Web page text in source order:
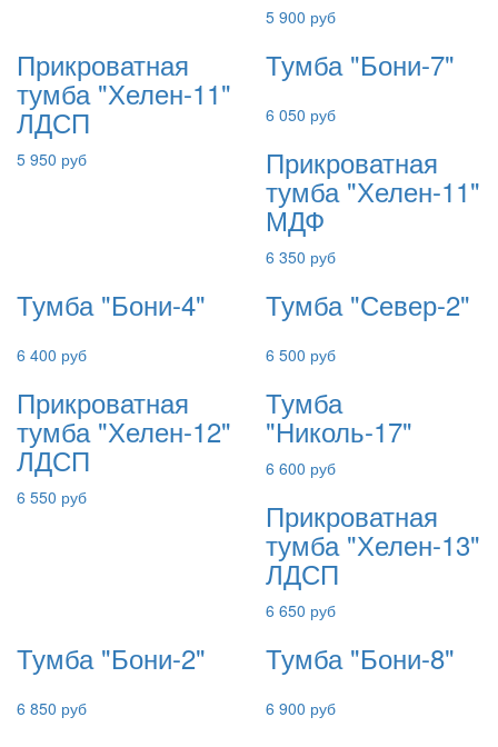
5 900 руб
Прикроватная
тумба "Хелен-11"
ЛДСП
5 950 руб
Тумба "Бони-7"
6 050 руб
Прикроватная
тумба "Хелен-11"
МДФ
6 350 руб
Тумба "Бони-4"
6 400 руб
Тумба "Север-2"
6 500 руб
Прикроватная
тумба "Хелен-12"
ЛДСП
6 550 руб
Тумба
"Николь-17"
6 600 руб
Прикроватная
тумба "Хелен-13"
ЛДСП
6 650 руб
Тумба "Бони-2"
6 850 руб
Тумба "Бони-8"
6 900 руб